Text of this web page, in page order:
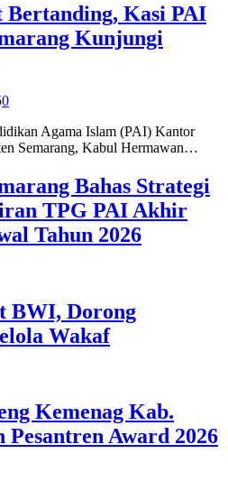
Bertanding, Kasi PAI
Kunjungi
0
Agama Islam (PAI) Kantor
Semarang, Kabul Hermawan…
Bahas Strategi
TPG PAI Akhir
Tahun 2026
BWI, Dorong
Wakaf
Kemenag Kab.
Pesantren Award 2026